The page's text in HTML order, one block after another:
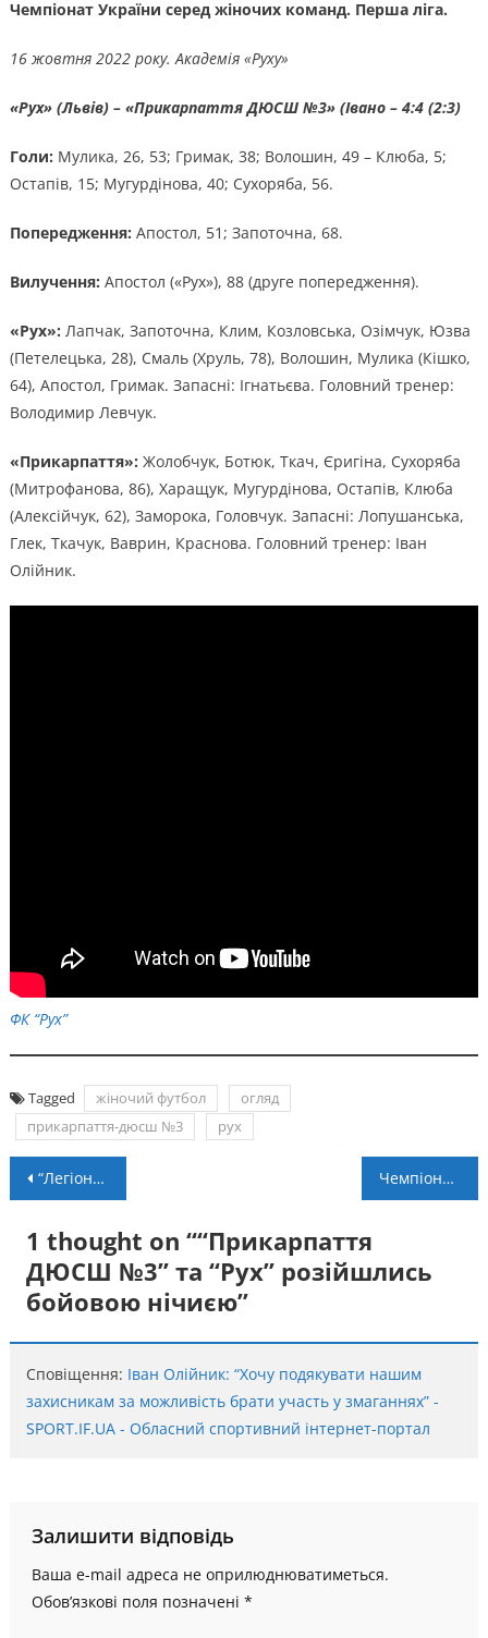
Чемпіонат України серед жіночих команд. Перша ліга.
16 жовтня 2022 року. Академія «Руху»
«Рух» (Львів) – «Прикарпаття ДЮСШ №3» (Івано – 4:4 (2:3)
Голи: Мулика, 26, 53; Гримак, 38; Волошин, 49 – Клюба, 5;
Остапів, 15; Мугурдінова, 40; Сухоряба, 56.
Попередження: Апостол, 51; Запоточна, 68.
Вилучення: Апостол («Рух»), 88 (друге попередження).
«Рух»: Лапчак, Запоточна, Клим, Козловська, Озімчук, Юзва
(Петелецька, 28), Смаль (Хруль, 78), Волошин, Мулика (Кішко,
64), Апостол, Гримак. Запасні: Ігнатьєва. Головний тренер:
Володимир Левчук.
«Прикарпаття»: Жолобчук, Ботюк, Ткач, Єригіна, Сухоряба
(Митрофанова, 86), Харащук, Мугурдінова, Остапів, Клюба
(Алексійчук, 62), Заморока, Головчук. Запасні: Лопушанська,
Глек, Ткачук, Ваврин, Краснова. Головний тренер: Іван
Олійник.
ФК “Рух”
Tagged жіночий футбол
огляд
прикарпаття-дюсш №3
рух
Навігація
“Легіон” святкував історичну перемогу в чемпіонаті України Чемпіонат області. 6 тур: “Ураган” очолив турнірні перегони
1 thought on ““Прикарпаття
ДЮСШ №3” та “Рух” розійшлись
бойовою нічиєю”
Сповіщення: Іван Олійник: “Хочу подякувати нашим
захисникам за можливість брати участь у змаганнях” -
SPORT.IF.UA - Обласний спортивний інтернет-портал
Залишити відповідь
Ваша e-mail адреса не оприлюднюватиметься.
Обов’язкові поля позначені *